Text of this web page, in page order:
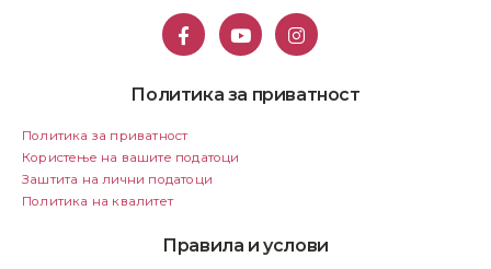
Политика за приватност
Политика за приватност
Користење на вашите податоци
Заштита на лични податоци
Политика на квалитет
Правила и услови